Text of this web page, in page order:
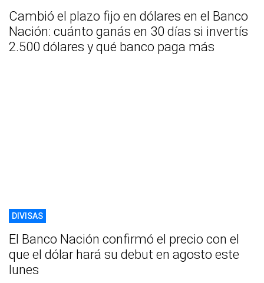
Cambió el plazo fijo en dólares en el Banco
Nación: cuánto ganás en 30 días si invertís
2.500 dólares y qué banco paga más
DIVISAS
El Banco Nación confirmó el precio con el
que el dólar hará su debut en agosto este
lunes